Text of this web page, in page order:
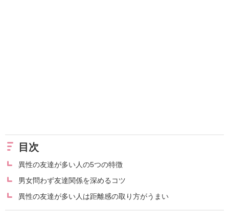
目次
異性の友達が多い人の5つの特徴
男女問わず友達関係を深めるコツ
異性の友達が多い人は距離感の取り方がうまい